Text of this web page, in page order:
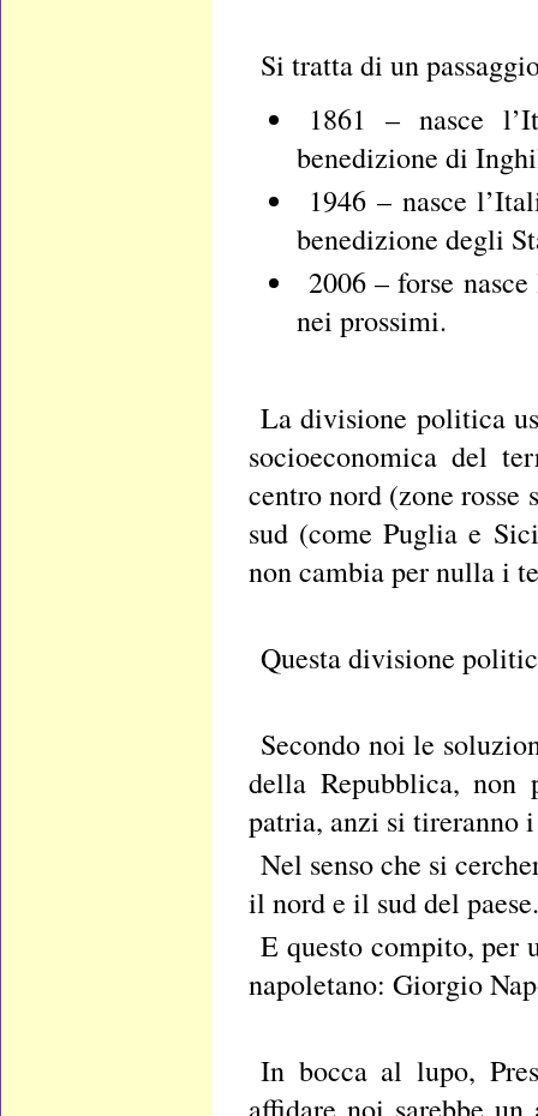
Si tratta di un
1861 – nasce
benedizione di
1946 – nasce
benedizione degli
2006 – forse
nei prossimi.
La divisione politica
socioeconomica del
centro nord (zone
sud (come Puglia e
non cambia per nulla i
Questa divisione
Secondo noi le
della Repubblica, non
patria, anzi si tireranno
Nel senso che si
il nord e il sud del paese.
E questo compito, per
napoletano: Giorgio
In bocca al lupo,